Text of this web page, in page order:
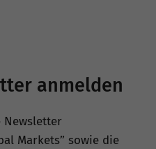
anmelden
Newsletter
Markets” sowie die